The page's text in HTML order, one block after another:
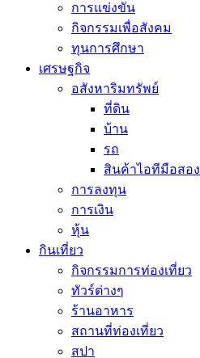
การแข่งขัน
กิจกรรมเพื่อสังคม
ทุนการศึกษา
เศรษฐกิจ
อสังหาริมทรัพย์
ที่ดิน
บ้าน
รถ
สินค้าไอทีมือสอง
การลงทุน
การเงิน
หุ้น
กินเที่ยว
กิจกรรมการท่องเที่ยว
ทัวร์ต่างๆ
ร้านอาหาร
สถานที่ท่องเที่ยว
สปา